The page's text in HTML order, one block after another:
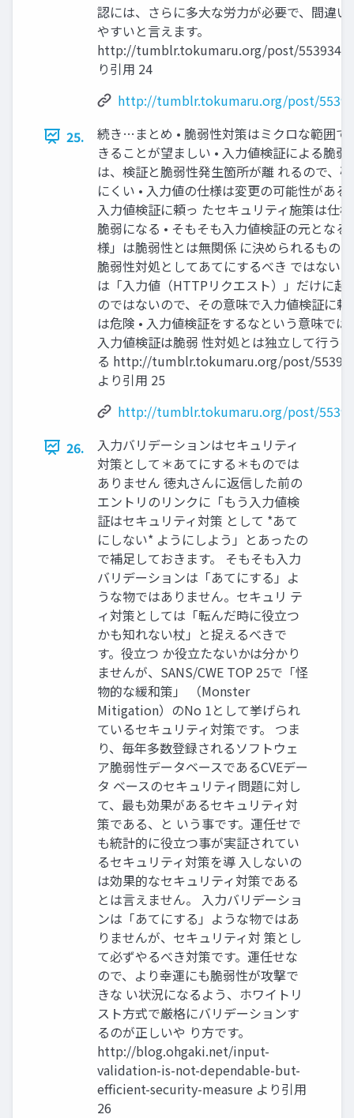
認には、さらに多大な労力が必要で、間違い
やすいと言えます。
http://tumblr.tokumaru.org/post/
り引用 24
http://tumblr.tokumaru.org/post/
25.
続き…まとめ • 脆弱性対策はミクロな範囲で
きることが望ましい • 入力値検証による脆弱
は、検証と脆弱性発生箇所が離 れるので、
にくい • 入力値の仕様は変更の可能性がある
入力値検証に頼っ たセキュリティ施策は仕
脆弱になる • そもそも入力値検証の元となる
様」は脆弱性とは無関係 に決められるもの
脆弱性対処としてあてにするべき ではない •
は「入力値（HTTPリクエスト）」だけに起
のではないので、その意味で入力値検証に頼
は危険 • 入力値検証をするなという意味では
入力値検証は脆弱 性対処とは独立して行う
る http://tumblr.tokumaru.org/post/
より引用 25
http://tumblr.tokumaru.org/post/
26.
入力バリデーションはセキュリティ
対策として＊あてにする＊ものでは
ありません 徳丸さんに返信した前の
エントリのリンクに「もう入力値検
証はセキュリティ対策 として *あて
にしない* ようにしよう」とあったの
で補足しておきます。 そもそも入力
バリデーションは「あてにする」よ
うな物ではありません。セキュリ テ
ィ対策としては「転んだ時に役立つ
かも知れない杖」と捉えるべきで
す。役立つ か役立たないかは分かり
ませんが、SANS/CWE TOP 25で「怪
物的な緩和策」 （Monster
Mitigation）のNo 1として挙げられ
ているセキュリティ対策です。 つま
り、毎年多数登録されるソフトウェ
ア脆弱性データベースであるCVEデー
タ ベースのセキュリティ問題に対し
て、最も効果があるセキュリティ対
策である、と いう事です。運任せで
も統計的に役立つ事が実証されてい
るセキュリティ対策を導 入しないの
は効果的なセキュリティ対策である
とは言えません。 入力バリデーショ
ンは「あてにする」ような物ではあ
りませんが、セキュリティ対 策とし
て必ずやるべき対策です。運任せな
ので、より幸運にも脆弱性が攻撃で
きな い状況になるよう、ホワイトリ
スト方式で厳格にバリデーションす
るのが正しいや り方です。
http://blog.ohgaki.net/input-
validation-is-not-dependable-but-
efficient-security-measure より引用
26